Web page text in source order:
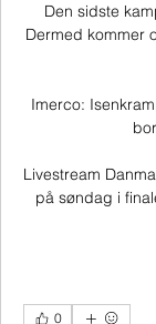
Den sidste
Dermed kommer
Imerco:
Livestream
på søndag i
0